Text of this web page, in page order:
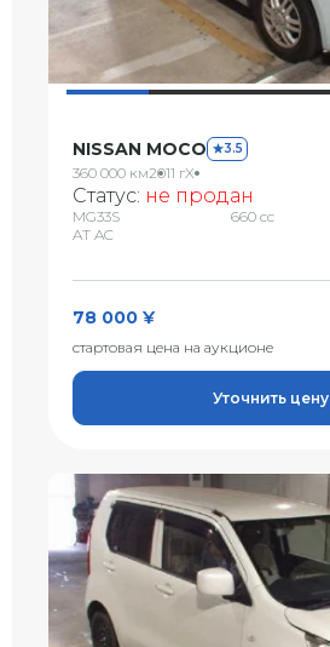
NISSAN MOCO 3.5
360 000 км2011 гX
Статус: не продан
MG33S
AT AC
660 сс
78 000 ¥
стартовая цена на аукционе
Уточнить цену